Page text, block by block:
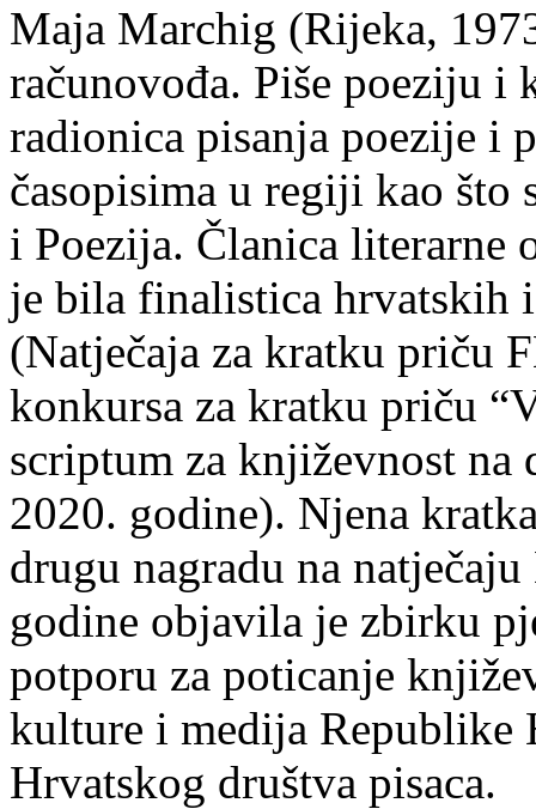
Maja Marchig (Rijeka,
računovođa. Piše poeziju i
radionica pisanja poezije i
časopisima u regiji kao što
i Poezija. Članica literarne
je bila finalistica hrvatskih
(Natječaja za kratku priču
konkursa za kratku priču
scriptum za književnost na
2020. godine). Njena
drugu nagradu na
godine objavila je zbirku
potporu za poticanje
kulture i medija Republike
Hrvatskog društva pisaca.